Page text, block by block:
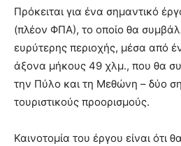
Πρόκειται για ένα σημαντικό
(πλέον ΦΠΑ), το οποίο θα
ευρύτερης περιοχής, μέσα από
άξονα μήκους 49 χλμ., που θα
την Πύλο και τη Μεθώνη – δύο
τουριστικούς προορισμούς.
Καινοτομία του έργου είναι ότι